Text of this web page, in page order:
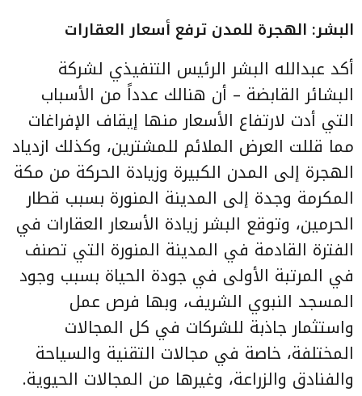
البشر: الهجرة للمدن ترفع أسعار العقارات
أكد عبدالله البشر الرئيس التنفيذي لشركة
البشائر القابضة – أن هنالك عدداً من الأسباب
التي أدت لارتفاع الأسعار منها إيقاف الإفراغات
مما قللت العرض الملائم للمشترين، وكذلك ازدياد
الهجرة إلى المدن الكبيرة وزيادة الحركة من مكة
المكرمة وجدة إلى المدينة المنورة بسبب قطار
الحرمين، وتوقع البشر زيادة الأسعار العقارات في
الفترة القادمة في المدينة المنورة التي تصنف
في المرتبة الأولى في جودة الحياة بسبب وجود
المسجد النبوي الشريف، وبها فرص عمل
واستثمار جاذبة للشركات في كل المجالات
المختلفة، خاصة في مجالات التقنية والسياحة
والفنادق والزراعة، وغيرها من المجالات الحيوية.